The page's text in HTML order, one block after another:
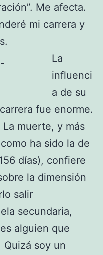
Me afecta.
mi carrera y
La
influenci
a de su
fue enorme.
La muerte, y más
ha sido la de
días), confiere
la dimensión
salir
secundaria,
es alguien que
soy un